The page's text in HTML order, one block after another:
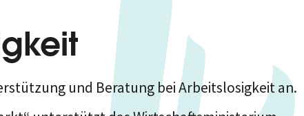
und Beratung bei Arbeitslosigkeit an.